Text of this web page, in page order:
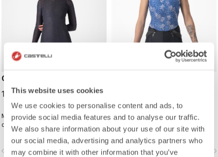
This website uses cookies
We use cookies to personalise content and ads, to
provide social media features and to analyse our traffic.
We also share information about your use of our site with
our social media, advertising and analytics partners who
may combine it with other information that you’ve
COLD DAYS W 2nd LAYER
129,95 €
Massimo isolamento e gestione
dell'umidità per le pedalate in
condizioni fredde, da mettere come
strato tra una maglia intima e una
giacca.
navigate_next
59,95 € 23,98 €
Comfort di livello professionale e
ottima gestione dell'umidità.
navigate_before